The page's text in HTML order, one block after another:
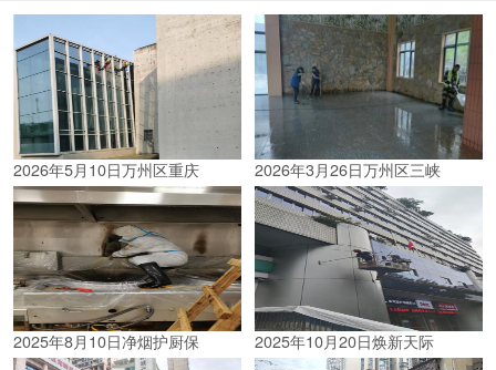
2026年5月10日万州区重庆 2026年3月26日万州区三峡
2025年8月10日净烟护厨保 2025年10月20日焕新天际